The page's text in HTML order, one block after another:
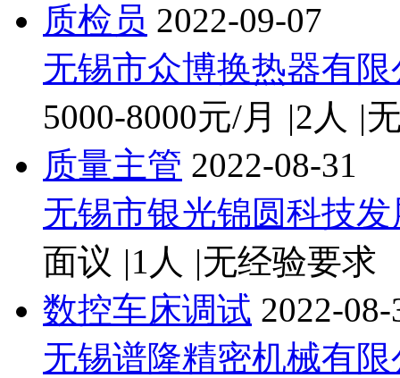
质检员 2022-09-07
无锡市众博换热器有限
5000-8000元/月
|2人 |
质量主管 2022-08-31
无锡市银光锦圆科技
面议 |1人 |无经验要求
数控车床调试 2022-08-
无锡谱隆精密机械有限